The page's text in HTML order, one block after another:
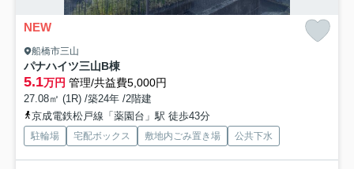
NEW
船橋市三山
パナハイツ三山B棟
5.1万円 管理/共益費5,000円
27.08㎡ (1R) /築24年 /2階建
京成電鉄松戸線「薬園台」駅 徒歩43分
駐輪場 宅配ボックス 敷地内ごみ置き場 公共下水